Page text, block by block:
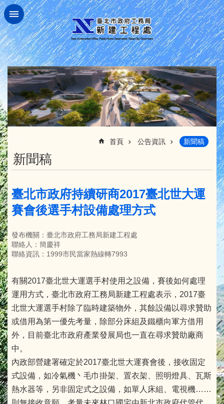
跳到主要內容區塊
首頁 公告資訊 新聞稿
新聞稿
臺北市政府持續研商2017臺北世大運
賽會後選手村設備處理方式
發布機關：臺北市政府工務局新建工程處
聯絡人：簡慶祥
聯絡資訊：1999市民當家熱線轉7993
有關2017臺北世大運選手村使用之設備，賽後如何處理
運用方式，臺北市政府工務局新建工程處表示，2017臺
北世大運選手村除了臨時建築物外，其餘設備以尋求贊助
或借用為第一優先考量，除部分床組及鐵櫃向軍方借用
外，目前臺北市政府產業發展局也一直在尋求贊助廠商
中。
內政部營建署確定於2017臺北世大運賽會後，接收固定
式設備，如冷氣機丶毛巾掛架、置衣架、照明燈具、瓦斯
熱水器等，另非固定式之設備，如單人床組、電視機……